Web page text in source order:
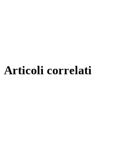
Articoli correlati